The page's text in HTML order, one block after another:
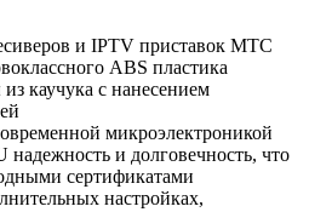
и IPTV приставок MTC
ABS пластика
каучука с нанесением
микроэлектроникой
надежность и долговечность, что
сертификатами
настройках,